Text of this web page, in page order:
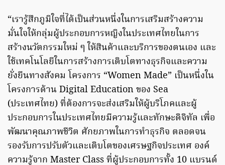
“เรารู้สึกภูมิใจที่ได้เป็นส่วนหนึ่งในการเสริมสร้างความ
มั่นใจให้กลุ่มผู้ประกอบการหญิงในประเทศไทยในการ
สร้างนวัตกรรมใหม่ ๆ ให้สินค้าและบริการของตนเอง และ
ใช้เทคโนโลยีในการสร้างการเติบโตทางธุรกิจและความ
ยั่งยืนทางสังคม โครงการ “Women Made” เป็นหนึ่งใน
โครงการด้าน Digital Education ของ Sea
(ประเทศไทย) ที่ต้องการจะส่งเสริมให้ผู้บริโภคและผู้
ประกอบการในประเทศไทยมีความรู้และทักษะดิจิทัล เพื่อ
พัฒนาคุณภาพชีวิต ศักยภาพในการทำธุรกิจ ตลอดจน
รองรับการปรับตัวและเติบโตของเศรษฐกิจประเทศ องค์
ความรู้จาก Master Class ที่ผู้ประกอบการทั้ง 10 แบรนด์